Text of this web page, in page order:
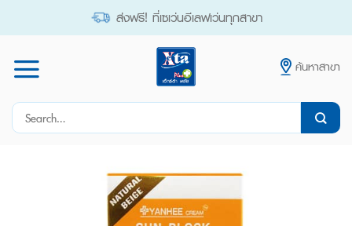
ส่งฟรี! ที่เซเว่นอีเลฟเว่นทุกสาขา
ค้นหาสาขา
Search